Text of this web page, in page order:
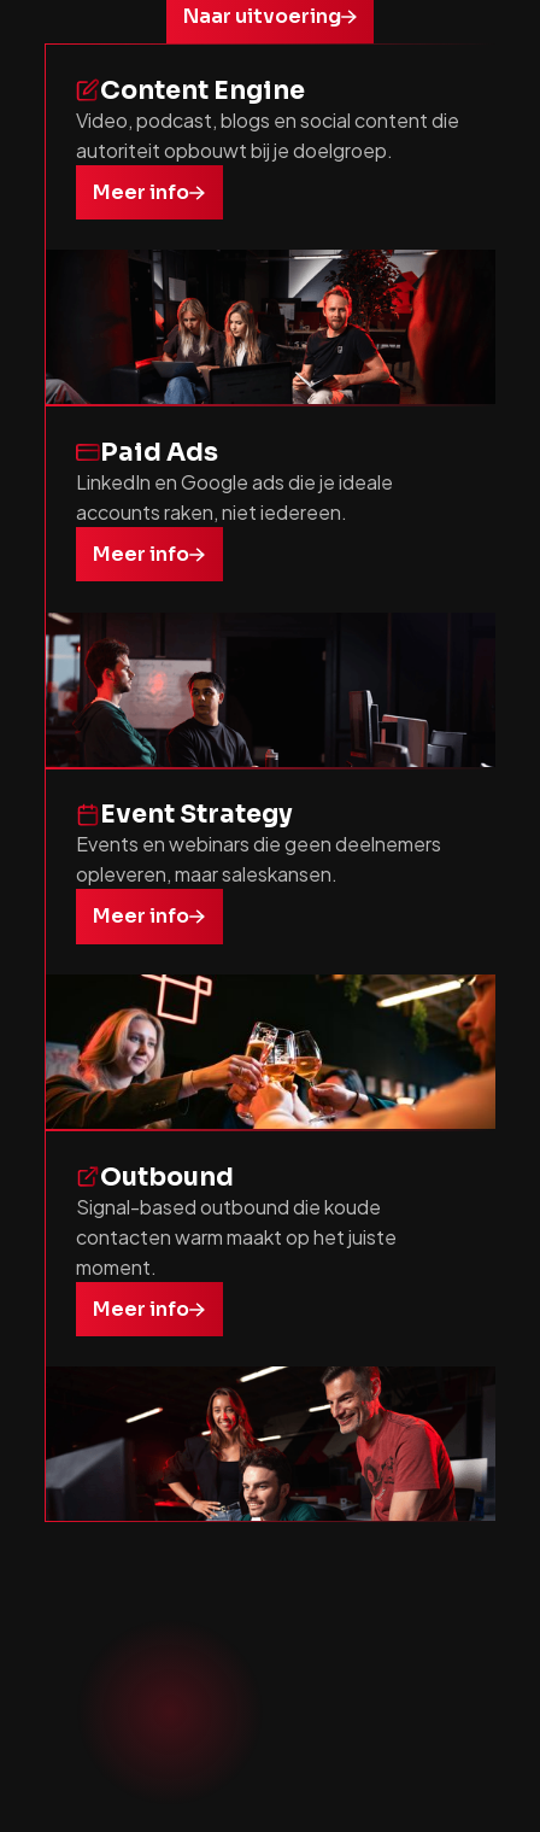
Naar uitvoering
Content Engine
Video, podcast, blogs en social content die
autoriteit opbouwt bij je doelgroep.
Meer info
Paid Ads
LinkedIn en Google ads die je ideale
accounts raken, niet iedereen.
Meer info
Event Strategy
Events en webinars die geen deelnemers
opleveren, maar saleskansen.
Meer info
Outbound
Signal-based outbound die koude
contacten warm maakt op het juiste
moment.
Meer info